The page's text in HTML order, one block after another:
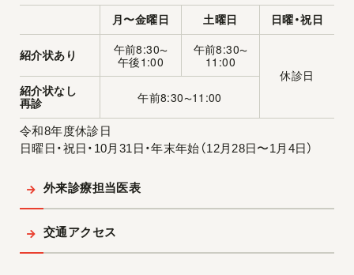
月〜金曜日 土曜日 日曜・祝日
紹介状あり 午前8:30〜
午後1:00
午前8:30〜
11:00
休診日
紹介状なし
再診
午前8:30〜11:00
令和8年度休診日
日曜日・祝日・10月31日・年末年始（12月28日〜1月4日）
外来診療担当医表
交通アクセス